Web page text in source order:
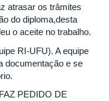
atrasar os trâmites
do diploma,desta
o aceite no trabalho.
RI-UFU). A equipe
documentação e se
PEDIDO DE